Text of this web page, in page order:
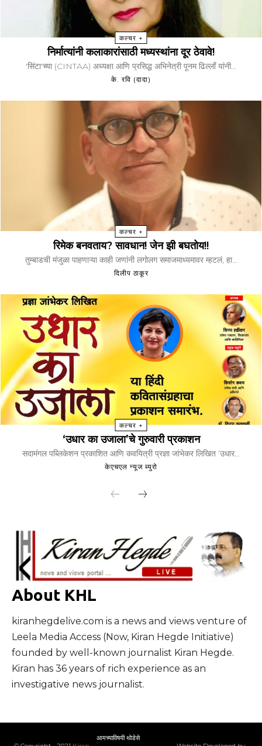
कल्चर +
निर्मात्यांनी कलाकारांसाठी मध्यस्थांना दूर ठेवावे!
'सिंटा'च्या (CINTAA) अध्यक्षा आणि प्रसिद्ध अभिनेत्री पूनम ढिल्लाँ यांनी...
के. रवि (दादा)
कल्चर +
रिमेक बनवताय? सावधान! जेन झी बघतोय!!
तुम्बाडची मंजुळा पाहणाऱ्या काही जणांनी लगोलग समाजमाध्यमावर म्हटलं, हा...
दिलीप ठाकूर
कल्चर +
‘उधार का उजाला’चे गुरुवारी प्रकाशन
सदामंगल पब्लिकेशन प्रकाशित आणि कवयित्री प्रज्ञा जांभेकर लिखित ‘उधार...
केएचएल न्यूज ब्युरो
About KHL
kiranhegdelive.com is a news and views venture of
Leela Media Access (Now, Kiran Hegde Initiative)
founded by well-known journalist Kiran Hegde.
Kiran has 36 years of rich experience as an
investigative news journalist.
आमच्याविषयी थोडेसे